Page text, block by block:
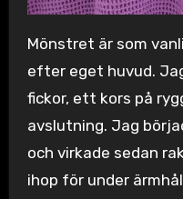
Mönstret är som
efter eget huvud.
fickor, ett kors på
avslutning. Jag
och virkade sedan
ihop för under